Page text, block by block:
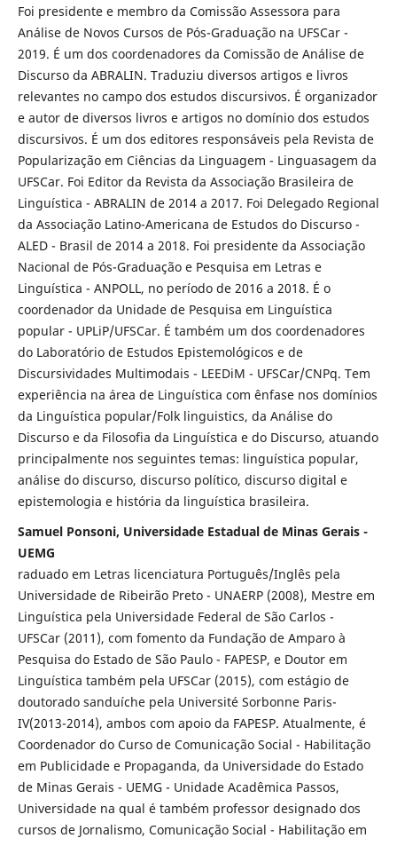
Foi presidente e membro da Comissão Assessora para
Análise de Novos Cursos de Pós-Graduação na UFSCar -
2019. É um dos coordenadores da Comissão de Análise de
Discurso da ABRALIN. Traduziu diversos artigos e livros
relevantes no campo dos estudos discursivos. É organizador
e autor de diversos livros e artigos no domínio dos estudos
discursivos. É um dos editores responsáveis pela Revista de
Popularização em Ciências da Linguagem - Linguasagem da
UFSCar. Foi Editor da Revista da Associação Brasileira de
Linguística - ABRALIN de 2014 a 2017. Foi Delegado Regional
da Associação Latino-Americana de Estudos do Discurso -
ALED - Brasil de 2014 a 2018. Foi presidente da Associação
Nacional de Pós-Graduação e Pesquisa em Letras e
Linguística - ANPOLL, no período de 2016 a 2018. É o
coordenador da Unidade de Pesquisa em Linguística
popular - UPLiP/UFSCar. É também um dos coordenadores
do Laboratório de Estudos Epistemológicos e de
Discursividades Multimodais - LEEDiM - UFSCar/CNPq. Tem
experiência na área de Linguística com ênfase nos domínios
da Linguística popular/Folk linguistics, da Análise do
Discurso e da Filosofia da Linguística e do Discurso, atuando
principalmente nos seguintes temas: linguística popular,
análise do discurso, discurso político, discurso digital e
epistemologia e história da linguística brasileira.
Samuel Ponsoni, Universidade Estadual de Minas Gerais -
UEMG
raduado em Letras licenciatura Português/Inglês pela
Universidade de Ribeirão Preto - UNAERP (2008), Mestre em
Linguística pela Universidade Federal de São Carlos -
UFSCar (2011), com fomento da Fundação de Amparo à
Pesquisa do Estado de São Paulo - FAPESP, e Doutor em
Linguística também pela UFSCar (2015), com estágio de
doutorado sanduíche pela Université Sorbonne Paris-
IV(2013-2014), ambos com apoio da FAPESP. Atualmente, é
Coordenador do Curso de Comunicação Social - Habilitação
em Publicidade e Propaganda, da Universidade do Estado
de Minas Gerais - UEMG - Unidade Acadêmica Passos,
Universidade na qual é também professor designado dos
cursos de Jornalismo, Comunicação Social - Habilitação em